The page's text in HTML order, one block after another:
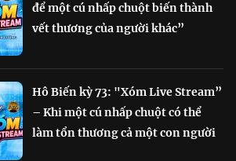
để một cú nhấp chuột biến thành
vết thương của người khác”
Hô Biến kỳ 73: "Xóm Live Stream”
– Khi một cú nhấp chuột có thể
làm tổn thương cả một con người